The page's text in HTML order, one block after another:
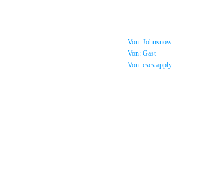
Von: Johnsnow
Von: Gast
Von: cscs apply